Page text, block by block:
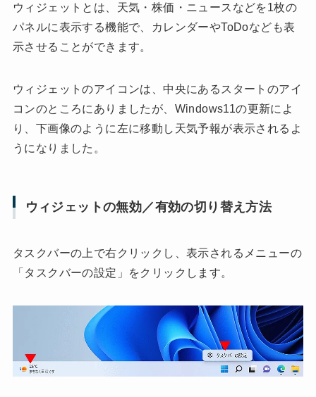
ウィジェットとは、天気・株価・ニュースなどを1枚の
パネルに表示する機能で、カレンダーやToDoなども表
示させることができます。
ウィジェットのアイコンは、中央にあるスタートのアイ
コンのところにありましたが、Windows11の更新によ
り、下画像のように左に移動し天気予報が表示されるよ
うになりました。
ウィジェットの無効／有効の切り替え方法
タスクバーの上で右クリックし、表示されるメニューの
「タスクバーの設定」をクリックします。